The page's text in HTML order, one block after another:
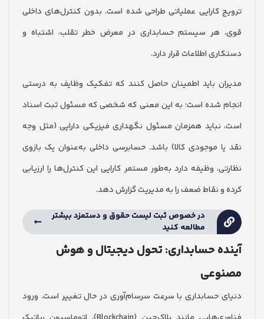
کارایی عملیاتی طراحی شده است. بدون کنترل‌های داخلی
هر سیستم حسابداری در معرض خطر تقلب، اشتباه و
اطلاعات قرار دارد.
باید اطمینان حاصل کنند که تفکیک وظایف به درستی
شده است؛ به این معنی که شخصی که مسئول ثبت اسناد
همزمان مسئول نگهداری فیزیکی دارایی (مثل وجه
موجودی کالا) باشد. حسابرسی داخلی به‌عنوان یک بازوی
وظیفه دارد به‌طور مستمر کارایی این کنترل‌ها را ارزیابی
نقاط ضعف را به مدیریت گزارش دهد.
در خصوص ثبت لیست حقوق و دستمزد بیشتر
مطالعه کنید
حسابداری: تحول دیجیتال و هوش
حسابداری با سرعت سرسام‌آوری در حال تغییر است. ورود